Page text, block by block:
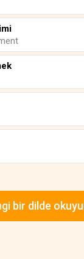
bir dilde